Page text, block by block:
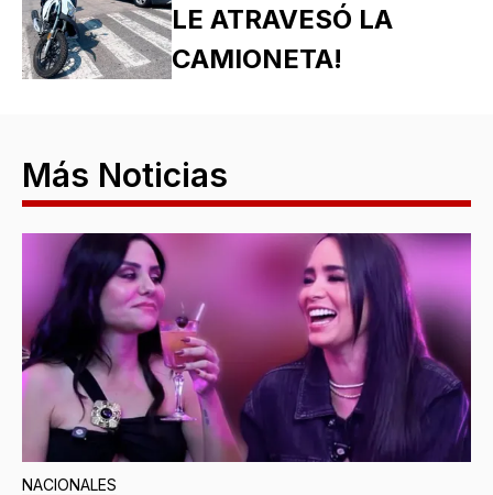
LE ATRAVESÓ LA
CAMIONETA!
Más Noticias
NACIONALES